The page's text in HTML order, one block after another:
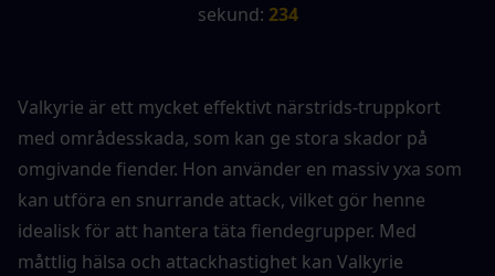
sekund: 234
Valkyrie är ett mycket effektivt närstrids-truppkort
med områdesskada, som kan ge stora skador på
omgivande fiender. Hon använder en massiv yxa som
kan utföra en snurrande attack, vilket gör henne
idealisk för att hantera täta fiendegrupper. Med
måttlig hälsa och attackhastighet kan Valkyrie